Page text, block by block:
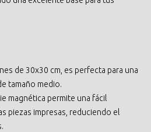
de 30x30 cm, es perfecta para una
tamaño medio.
magnética permite una fácil
piezas impresas, reduciendo el